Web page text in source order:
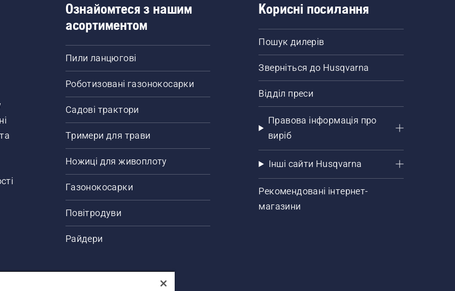
Ознайомтеся з нашим
асортиментом
Пили ланцюгові
Роботизовані газонокосарки
Садові трактори
Тримери для трави
Ножиці для живоплоту
Газонокосарки
Повітродуви
Райдери
Корисні посилання
Пошук дилерів
Зверніться до Husqvarna
Відділ преси
Правова інформація про
виріб
Інші сайти Husqvarna
Рекомендовані інтернет-
магазини